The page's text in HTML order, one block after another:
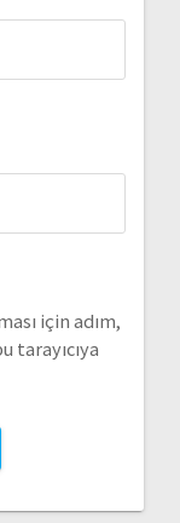
için adım,
tarayıcıya